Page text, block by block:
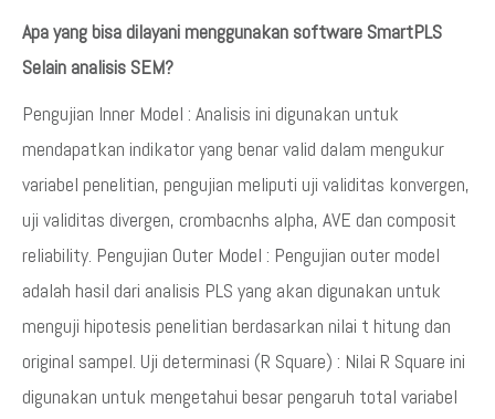
Apa yang bisa dilayani menggunakan software SmartPLS
Selain analisis SEM?
Pengujian Inner Model : Analisis ini digunakan untuk
mendapatkan indikator yang benar valid dalam mengukur
variabel penelitian, pengujian meliputi uji validitas konvergen,
uji validitas divergen, crombacnhs alpha, AVE dan composit
reliability. Pengujian Outer Model : Pengujian outer model
adalah hasil dari analisis PLS yang akan digunakan untuk
menguji hipotesis penelitian berdasarkan nilai t hitung dan
original sampel. Uji determinasi (R Square) : Nilai R Square ini
digunakan untuk mengetahui besar pengaruh total variabel